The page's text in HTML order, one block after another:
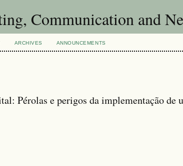
Communication and
ARCHIVES ANNOUNCEMENTS
Pérolas e perigos da implementação de